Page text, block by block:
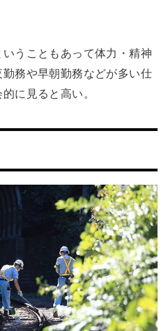
うこともあって体力・精神
務や早朝勤務などが多い仕
に見ると高い。